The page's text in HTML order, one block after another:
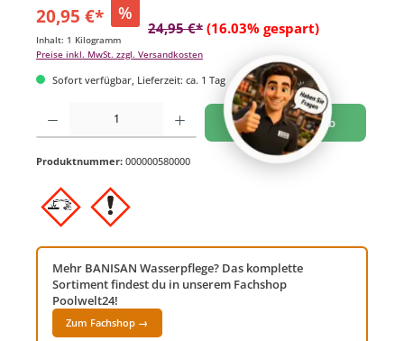
20,95 €* %
24,95 €* (16.03% gespart)
Inhalt: 1 Kilogramm
Preise inkl. MwSt. zzgl. Versandkosten
Sofort verfügbar, Lieferzeit: ca. 1 Tag
Produkt Anzahl: Gib den gewünschten Wert ein oder benutze die Schaltflächen um
In den Warenkorb
Produktnummer: 000000580000
Mehr BANISAN Wasserpflege? Das komplette
Sortiment findest du in unserem Fachshop
Poolwelt24!
Zum Fachshop →